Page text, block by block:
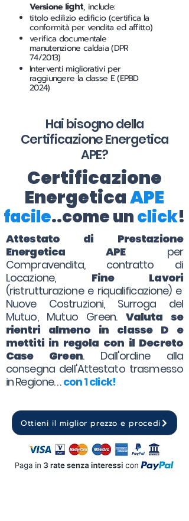
Versione light, include:
titolo edilizio edificio (certifica la
conformità per vendita ed affitto)
verifica documentale
manutenzione caldaia (DPR
74/2013)
Interventi migliorativi per
raggiungere la classe E (EPBD
2024)
Hai bisogno della
Certificazione Energetica
APE?
Certificazione
EnergeticaAPE
facile..come unclick!
Attestato di Prestazione
Energetica APEper
Compravendita, contratto di
Locazione, Fine Lavori
(ristrutturazione e riqualificazione) e
Nuove Costruzioni, Surroga del
Mutuo, Mutuo Green. Valuta se
rientri almeno in classe D e
mettiti in regola con il Decreto
Case Green. Dall'ordine alla
consegna dell'Attestato trasmesso
in Regione. . .con 1 click!
Ottieni il miglior prezzo e procedi